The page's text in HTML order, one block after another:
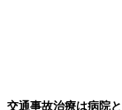
交通事故治療は病院